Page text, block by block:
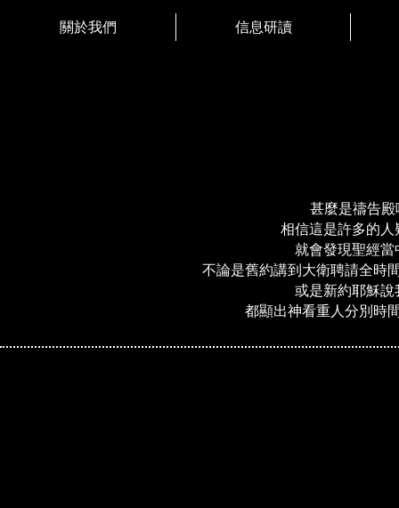
關於我們 信息研讀
甚麼是禱告
相信這是許多的
就會發現聖經
不論是舊約講到大衛聘請全時
或是新約耶穌
都顯出神看重人分別時